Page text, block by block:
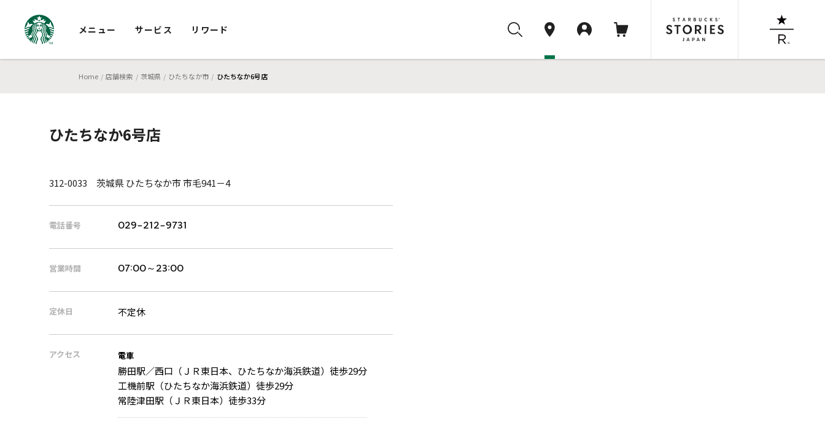
メニュー サービス リワード
Home 店舗検索 茨城県 ひたちなか市 ひたちなか6号店
ひたちなか6号店
312-0033 茨城県 ひたちなか市 市毛941－4
電話番号 029-212-9731
営業時間 07:00～23:00
定休日 不定休
アクセス 電車
勝田駅／西口（ＪＲ東日本、ひたちなか海浜鉄道）徒歩29分
工機前駅（ひたちなか海浜鉄道）徒歩29分
常陸津田駅（ＪＲ東日本）徒歩33分